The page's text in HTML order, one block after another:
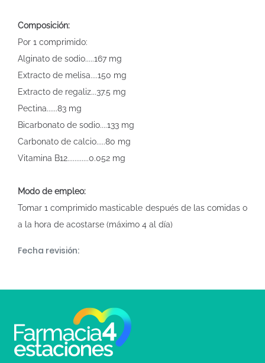
Composición:
Por 1 comprimido:
Alginato de sodio.....167 mg
Extracto de melisa....150 mg
Extracto de regaliz...37.5 mg
Pectina......83 mg
Bicarbonato de sodio....133 mg
Carbonato de calcio.....80 mg
Vitamina B12............0.052 mg
Modo de empleo:
Tomar 1 comprimido masticable después de las comidas o
a la hora de acostarse (máximo 4 al día)
Fecha revisión: